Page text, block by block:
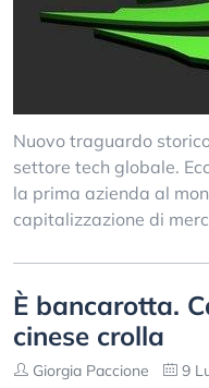
Nuovo traguardo
settore tech globale.
la prima azienda al
capitalizzazione di
È bancarotta.
cinese crolla
Giorgia Paccione 9